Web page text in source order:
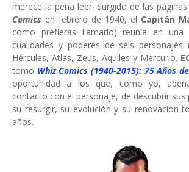
merece la pena leer. Surgido de las
Comics en febrero de 1940, el Capitán
como prefieras llamarlo) reunía en una
cualidades y poderes de seis personajes
Hércules, Atlas, Zeus, Aquiles y Mercurio.
tomo Whiz Comics (1940-2015): 75 Años
oportunidad
a los que, como yo,
contacto con el personaje, de descubrir sus
su resurgir, su evolución y su renovación
años.